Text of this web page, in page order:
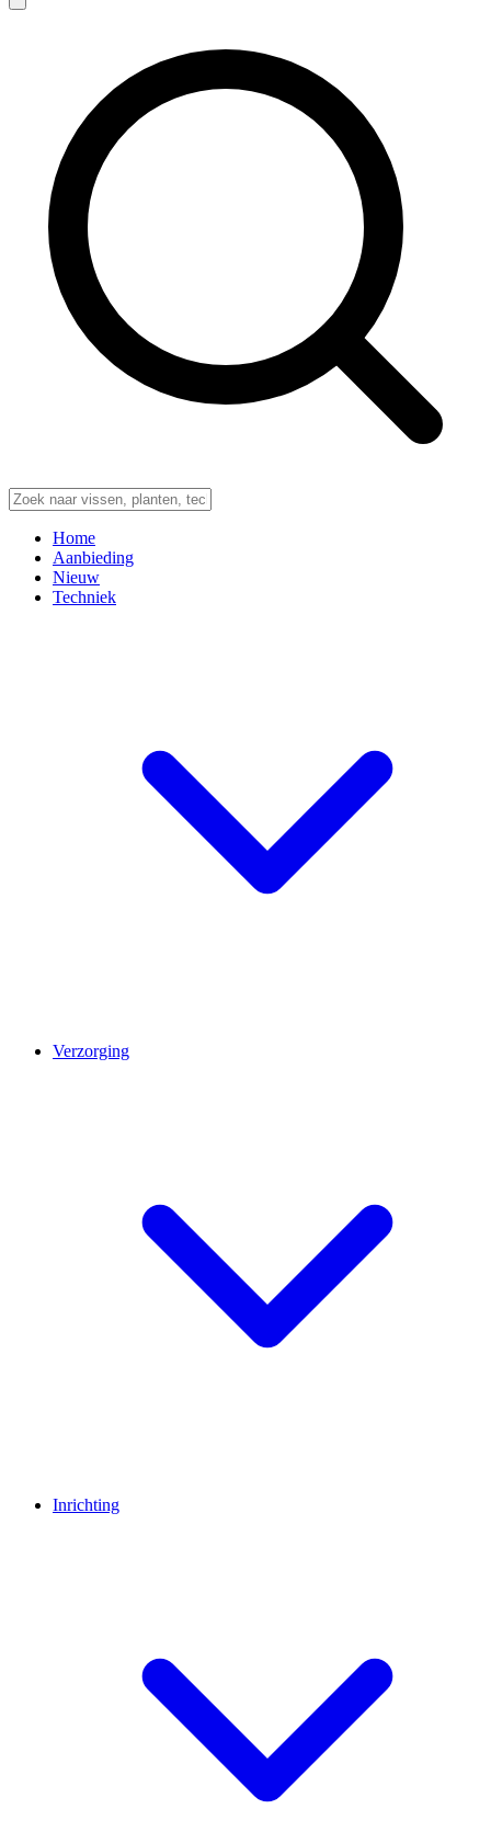
Home
Aanbieding
Nieuw
Techniek
Verzorging
Inrichting